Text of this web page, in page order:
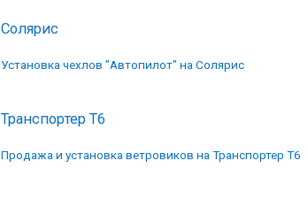
Солярис
Установка чехлов "Автопилот" на Солярис
Транспортер Т6
Продажа и установка ветровиков на Транспортер Т6